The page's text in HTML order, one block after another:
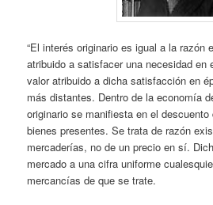
“El interés originario es igual a la razón
atribuido a satisfacer una necesidad en
valor atribuido a dicha satisfacción en
más distantes. Dentro de la economía
originario se manifiesta en el
bienes presentes. Se trata de razón
mercaderías, no de un precio en sí.
mercado a una cifra uniforme
mercancías de que se trate.